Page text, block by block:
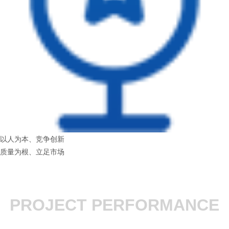
以人为本、竞争创新
质量为根、立足市场
PROJECT PERFORMANCE